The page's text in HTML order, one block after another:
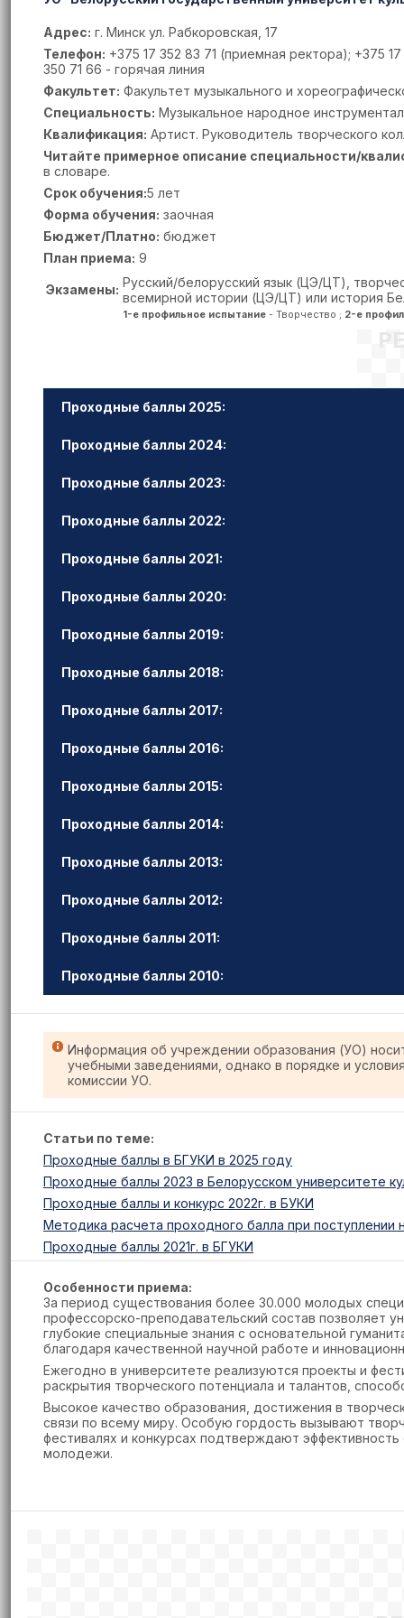
Адрес: г. Минск ул. Рабкоровская, 17
Телефон: +375 17 352 83 71 (приемная ректора); +375
З50 71 66 - горячая линия
Факультет: Факультет музыкального и
Специальность: Музыкальное народное
Квалификация: Артист. Руководитель творческого
Читайте примерное описание специальности/
в словаре.
Срок обучения:5 лет
Форма обучения: заочная
Бюджет/Платно: бюджет
План приема: 9
Экзамены: Русский/белорусский язык (ЦЭ/ЦТ),
всемирной истории (ЦЭ/ЦТ) или история
1-е профильное испытание - Творчество ; 2-е
Проходные баллы 2025:
Проходные баллы 2024:
Проходные баллы 2023:
Проходные баллы 2022:
Проходные баллы 2021:
Проходные баллы 2020:
Проходные баллы 2019:
Проходные баллы 2018:
Проходные баллы 2017:
Проходные баллы 2016:
Проходные баллы 2015:
Проходные баллы 2014:
Проходные баллы 2013:
Проходные баллы 2012:
Проходные баллы 2011:
Проходные баллы 2010:
Информация об учреждении образования (УО)
учебными заведениями, однако в порядке и
комиссии УО.
Статьи по теме:
Проходные баллы в БГУКИ в 2025 году
Проходные баллы 2023 в Белорусском университете
Проходные баллы и конкурс 2022г. в БУКИ
Методика расчета проходного балла при поступлении
Проходные баллы 2021г. в БГУКИ
Особенности приема:
За период существования более 30.000 молодых
профессорско-преподавательский состав позволяет
глубокие специальные знания с основательной
благодаря качественной научной работе и
Ежегодно в университете реализуются проекты и
раскрытия творческого потенциала и талантов,
Высокое качество образования, достижения в
связи по всему миру. Особую гордость вызывают
фестивалях и конкурсах подтверждают
молодежи.